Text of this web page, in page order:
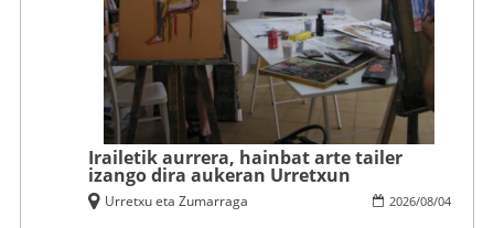
Irailetik aurrera, hainbat arte tailer
izango dira aukeran Urretxun
2026/08/04
Urretxu eta Zumarraga